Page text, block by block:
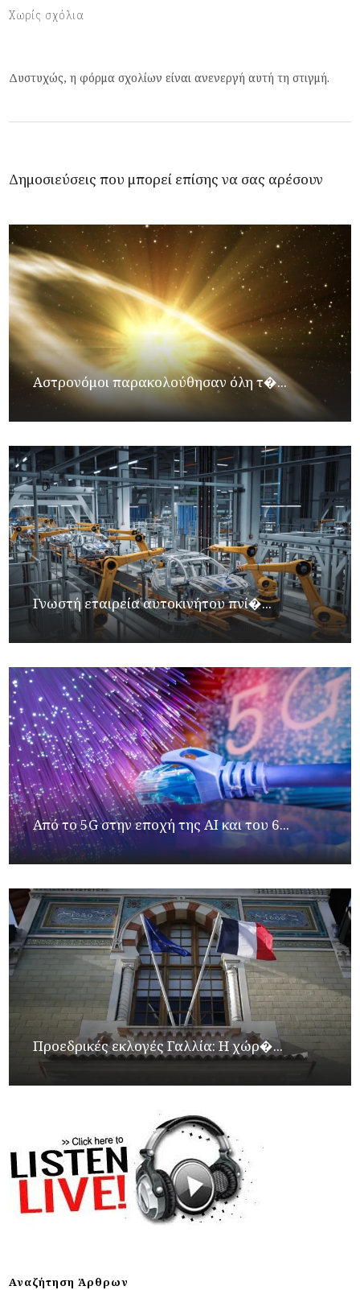
Χωρίς σχόλια
Δυστυχώς, η φόρμα σχολίων είναι ανενεργή αυτή τη στιγμή.
Δημοσιεύσεις που μπορεί επίσης να σας αρέσουν
Αστρονόμοι παρακολούθησαν όλη τ�...
Γνωστή εταιρεία αυτοκινήτου πνί�...
Από το 5G στην εποχή της AI και του 6...
Προεδρικές εκλογές Γαλλία: Η χώρ�...
Αναζήτηση Άρθρων